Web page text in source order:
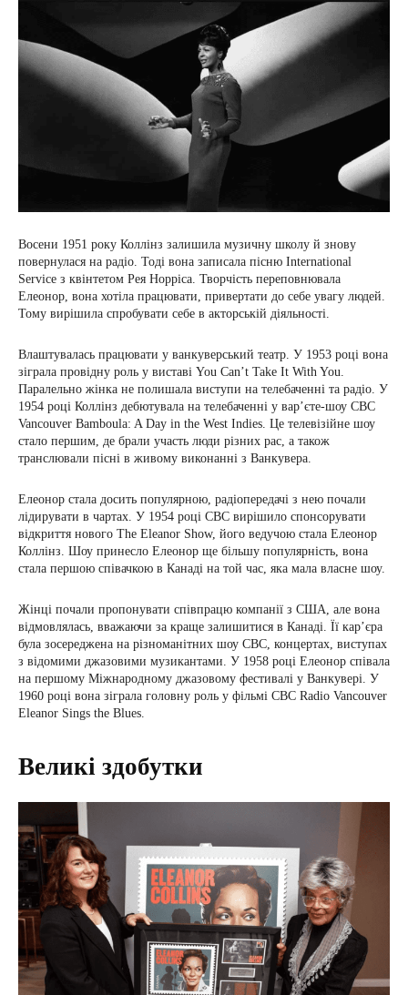
Восени 1951 року Коллінз залишила музичну школу й знову
повернулася на радіо. Тоді вона записала пісню International
Service з квінтетом Рея Норріса. Творчість переповнювала
Елеонор, вона хотіла працювати, привертати до себе увагу людей.
Тому вирішила спробувати себе в акторській діяльності.
Влаштувалась працювати у ванкуверський театр. У 1953 році вона
зіграла провідну роль у виставі You Can’t Take It With You.
Паралельно жінка не полишала виступи на телебаченні та радіо. У
1954 році Коллінз дебютувала на телебаченні у вар’єте-шоу CBC
Vancouver Bamboula: A Day in the West Indies. Це телевізійне шоу
стало першим, де брали участь люди різних рас, а також
транслювали пісні в живому виконанні з Ванкувера.
Елеонор стала досить популярною, радіопередачі з нею почали
лідирувати в чартах. У 1954 році СВС вирішило спонсорувати
відкриття нового The Eleanor Show, його ведучою стала Елеонор
Коллінз. Шоу принесло Елеонор ще більшу популярність, вона
стала першою співачкою в Канаді на той час, яка мала власне шоу.
Жінці почали пропонувати співпрацю компанії з США, але вона
відмовлялась, вважаючи за краще залишитися в Канаді. Її кар’єра
була зосереджена на різноманітних шоу СВС, концертах, виступах
з відомими джазовими музикантами. У 1958 році Елеонор співала
на першому Міжнародному джазовому фестивалі у Ванкувері. У
1960 році вона зіграла головну роль у фільмі CBC Radio Vancouver
Eleanor Sings the Blues.
Великі здобутки